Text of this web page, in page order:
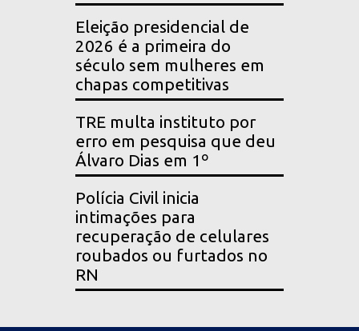
Eleição presidencial de
2026 é a primeira do
século sem mulheres em
chapas competitivas
TRE multa instituto por
erro em pesquisa que deu
Álvaro Dias em 1º
Polícia Civil inicia
intimações para
recuperação de celulares
roubados ou furtados no
RN